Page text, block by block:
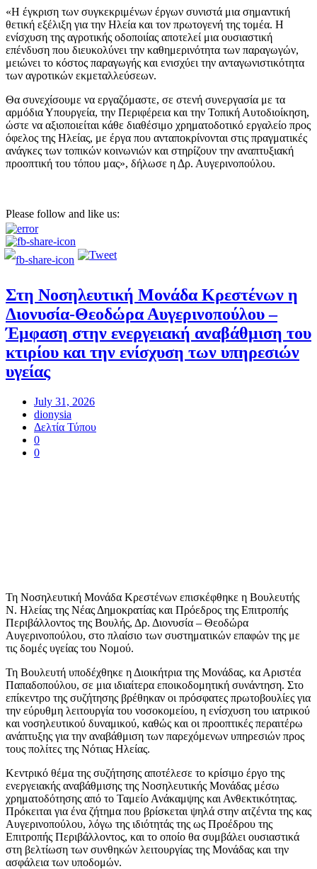
«Η έγκριση των συγκεκριμένων έργων συνιστά μια σημαντική
θετική εξέλιξη για την Ηλεία και τον πρωτογενή της τομέα. Η
ενίσχυση της αγροτικής οδοποιίας αποτελεί μια ουσιαστική
επένδυση που διευκολύνει την καθημερινότητα των παραγωγών,
μειώνει το κόστος παραγωγής και ενισχύει την ανταγωνιστικότητα
των αγροτικών εκμεταλλεύσεων.
Θα συνεχίσουμε να εργαζόμαστε, σε στενή συνεργασία με τα
αρμόδια Υπουργεία, την Περιφέρεια και την Τοπική Αυτοδιοίκηση,
ώστε να αξιοποιείται κάθε διαθέσιμο χρηματοδοτικό εργαλείο προς
όφελος της Ηλείας, με έργα που ανταποκρίνονται στις πραγματικές
ανάγκες των τοπικών κοινωνιών και στηρίζουν την αναπτυξιακή
προοπτική του τόπου μας», δήλωσε η Δρ. Αυγερινοπούλου.
Please follow and like us:
Στη Νοσηλευτική Μονάδα Κρεστένων η
Διονυσία-Θεοδώρα Αυγερινοπούλου –
Έμφαση στην ενεργειακή αναβάθμιση του
κτιρίου και την ενίσχυση των υπηρεσιών
υγείας
July 31, 2026
dionysia
Δελτία Τύπου
0
0
​Τη Νοσηλευτική Μονάδα Κρεστένων επισκέφθηκε η Βουλευτής
Ν. Ηλείας της Νέας Δημοκρατίας και Πρόεδρος της Επιτροπής
Περιβάλλοντος της Βουλής, Δρ. Διονυσία – Θεοδώρα
Αυγερινοπούλου, στο πλαίσιο των συστηματικών επαφών της με
τις δομές υγείας του Νομού.
​Τη Βουλευτή υποδέχθηκε η Διοικήτρια της Μονάδας, κα Αριστέα
Παπαδοπούλου, σε μια ιδιαίτερα εποικοδομητική συνάντηση. Στο
επίκεντρο της συζήτησης βρέθηκαν οι πρόσφατες πρωτοβουλίες για
την εύρυθμη λειτουργία του νοσοκομείου, η ενίσχυση του ιατρικού
και νοσηλευτικού δυναμικού, καθώς και οι προοπτικές περαιτέρω
ανάπτυξης για την αναβάθμιση των παρεχόμενων υπηρεσιών προς
τους πολίτες της Νότιας Ηλείας.
​Κεντρικό θέμα της συζήτησης αποτέλεσε το κρίσιμο έργο της
ενεργειακής αναβάθμισης της Νοσηλευτικής Μονάδας μέσω
χρηματοδότησης από το Ταμείο Ανάκαμψης και Ανθεκτικότητας.
Πρόκειται για ένα ζήτημα που βρίσκεται ψηλά στην ατζέντα της κας
Αυγερινοπούλου, λόγω της ιδιότητάς της ως Προέδρου της
Επιτροπής Περιβάλλοντος, και το οποίο θα συμβάλει ουσιαστικά
στη βελτίωση των συνθηκών λειτουργίας της Μονάδας και την
ασφάλεια των υποδομών.